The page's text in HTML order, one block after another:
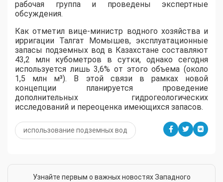
рабочая группа и проведены экспертные
обсуждения.
Как отметил вице-министр водного хозяйства и
ирригации Талгат Момышев, эксплуатационные
запасы подземных вод в Казахстане составляют
43,2 млн кубометров в сутки, однако сегодня
используется лишь 3,6% от этого объема (около
1,5 млн м³). В этой связи в рамках новой
концепции планируется проведение
дополнительных гидрогеологических
исследований и переоценка имеющихся запасов.
использование подземных вод
Узнайте первым о важных новостях Западного